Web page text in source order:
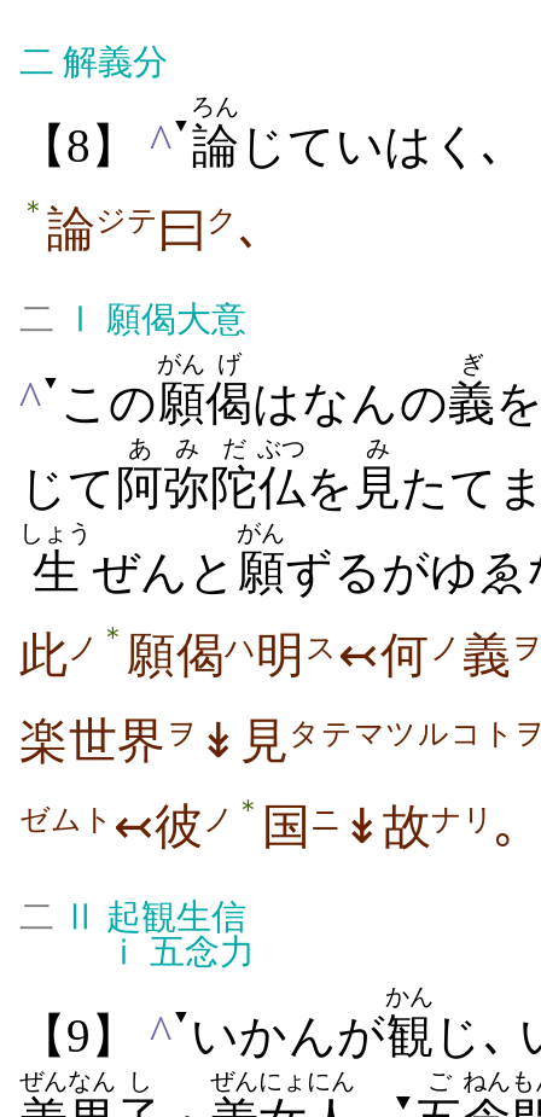
二 解義分
【8】 ^▼ 論
ろん
じていはく､
＊ 論ジテ 曰 ク ､
二 Ⅰ 願偈大意
^▼ この願
がん
偈
げ
はなんの義
ぎ
じて 阿弥陀
あみだ
仏
ぶつ
を 見
み
たて
生
しょう
ぜんと 願
がん
ずるがゆゑ
此 ノ ＊ 願偈ハ明 ス ↢何 ノ 義
楽世界 ヲ ↡見タテマツルコト
ゼムト ↢彼 ノ ＊ 国 ニ ↡故ナリ ｡
二 Ⅱ 起観生信
ⅰ
五念力
【9】 ^▼ いかんが観
かん
じ､
ぜんなん し ぜんにょにん
▼
ご ねんも